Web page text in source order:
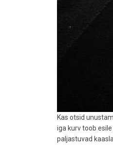
Kas otsid
iga kurv toob
paljastuvad